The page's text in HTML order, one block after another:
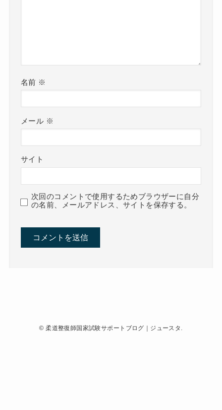
名前 ※
メール ※
サイト
次回のコメントで使用するためブラウザーに自分
の名前、メールアドレス、サイトを保存する。
© 柔道整復師国家試験サポートブログ｜ジュースタ.